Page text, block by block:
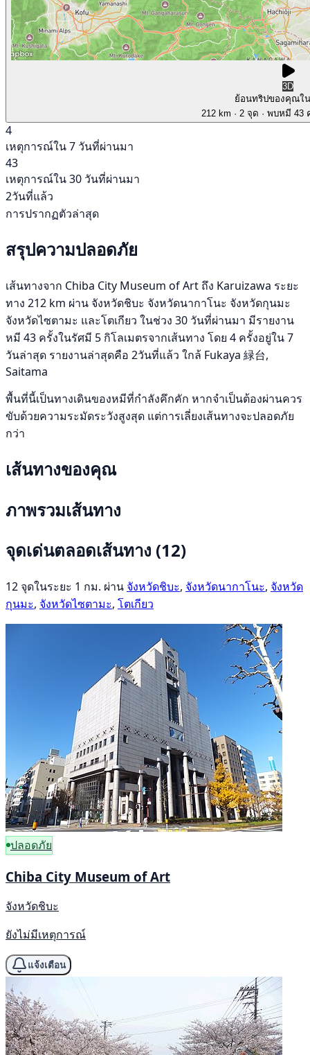
3D
ย้อนทริปของคุณใ
212 km · 2 จุด · พบหมี 43
4
เหตุการณ์ใน 7 วันที่ผ่านมา
43
เหตุการณ์ใน 30 วันที่ผ่านมา
2วันที่แล้ว
การปรากฏตัวล่าสุด
สรุปความปลอดภัย
เส้นทางจาก Chiba City Museum of Art ถึง Karuizawa ระยะ
ทาง 212 km ผ่าน จังหวัดชิบะ จังหวัดนากาโนะ จังหวัดกุนมะ
จังหวัดไซตามะ และโตเกียว ในช่วง 30 วันที่ผ่านมา มีรายงาน
หมี 43 ครั้งในรัศมี 5 กิโลเมตรจากเส้นทาง โดย 4 ครั้งอยู่ใน 7
วันล่าสุด รายงานล่าสุดคือ 2วันที่แล้ว ใกล้ Fukaya 緑台,
Saitama
พื้นที่นี้เป็นทางเดินของหมีที่กำลังคึกคัก หากจำเป็นต้องผ่านควร
ขับด้วยความระมัดระวังสูงสุด แต่การเลี่ยงเส้นทางจะปลอดภัย
กว่า
เส้นทางของคุณ
ภาพรวมเส้นทาง
จุดเด่นตลอดเส้นทาง (12)
12 จุดในระยะ 1 กม. ผ่าน จังหวัดชิบะ, จังหวัดนากาโนะ, จังหวัด
กุนมะ, จังหวัดไซตามะ, โตเกียว
ปลอดภัย
Chiba City Museum of Art
จังหวัดชิบะ
ยังไม่มีเหตุการณ์
แจ้งเตือน